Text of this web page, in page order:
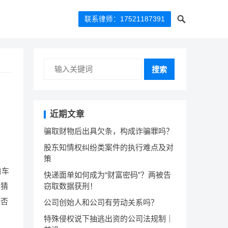
联系律师：17521187391
搜索
近期文章
骗取财物后出具欠条，构成诈骗罪吗？
股东知情权纠纷类案件的执行难点及对
策
快递面单如何成为“财富密码”？两被告
窃取数据获刑！
公司创始人和公司有劳动关系吗？
特殊侵权说下抽逃出资的公司法规制｜